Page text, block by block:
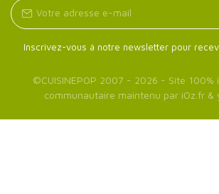
Inscrivez-vous à notre newsletter pour
©CUISINEPOP 2007 - 2026 - Site 100%
communautaire maintenu par iOz.fr &